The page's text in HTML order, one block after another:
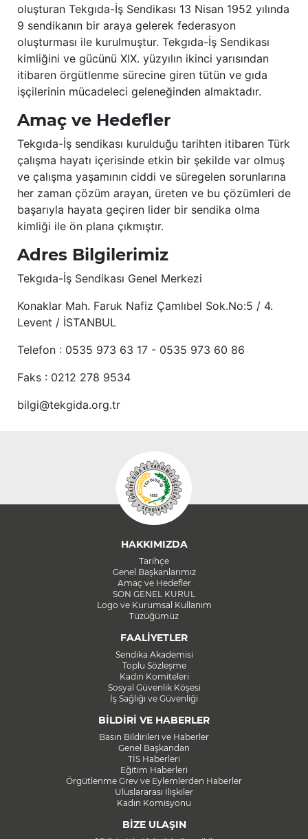
oluşturan Tekgıda-İş Sendikası 13 Nisan 1952 yılında
9 sendikanın bir araya gelerek federasyon
oluşturması ile kurulmuştur. Tekgıda-İş Sendikası
kimliğini ve gücünü XIX. yüzyılın ikinci yarısından
itibaren örgütlenme sürecine giren tütün ve gıda
işçilerinin mücadeleci geleneğinden almaktadır.
Amaç ve Hedefler
Tekgıda-İş sendikası kurulduğu tarihten itibaren Türk
çalışma hayatı içerisinde etkin bir şekilde var olmuş
ve çalışma yaşamının ciddi ve süregelen sorunlarına
her zaman çözüm arayan, üreten ve bu çözümleri de
başarıyla hayata geçiren lider bir sendika olma
kimliği ile ön plana çıkmıştır.
Adres Bilgilerimiz
Tekgıda-İş Sendikası Genel Merkezi
Konaklar Mah. Faruk Nafiz Çamlıbel Sok.No:5 / 4.
Levent / İSTANBUL
Telefon : 0535 973 63 17 - 0535 973 60 86
Faks : 0212 278 9534
bilgi@tekgida.org.tr
HAKKIMIZDA
Tarihçe
Genel Başkanlarımız
Amaç ve Hedefler
SON GENEL KURUL
Logo ve Kurumsal Kullanım
Tüzüğümüz
FAALİYETLER
Sendika Akademisi
Toplu Sözleşme
Kadın Komiteleri
Sosyal Güvenlik Köşesi
İş Sağlığı ve Güvenliği
BİLDİRİ VE HABERLER
Basın Bildirileri ve Haberler
Genel Başkandan
TİS Haberleri
Eğitim Haberleri
Örgütlenme Grev ve Eylemlerden Haberler
Uluslararası İlişkiler
Kadın Komisyonu
BİZE ULAŞIN